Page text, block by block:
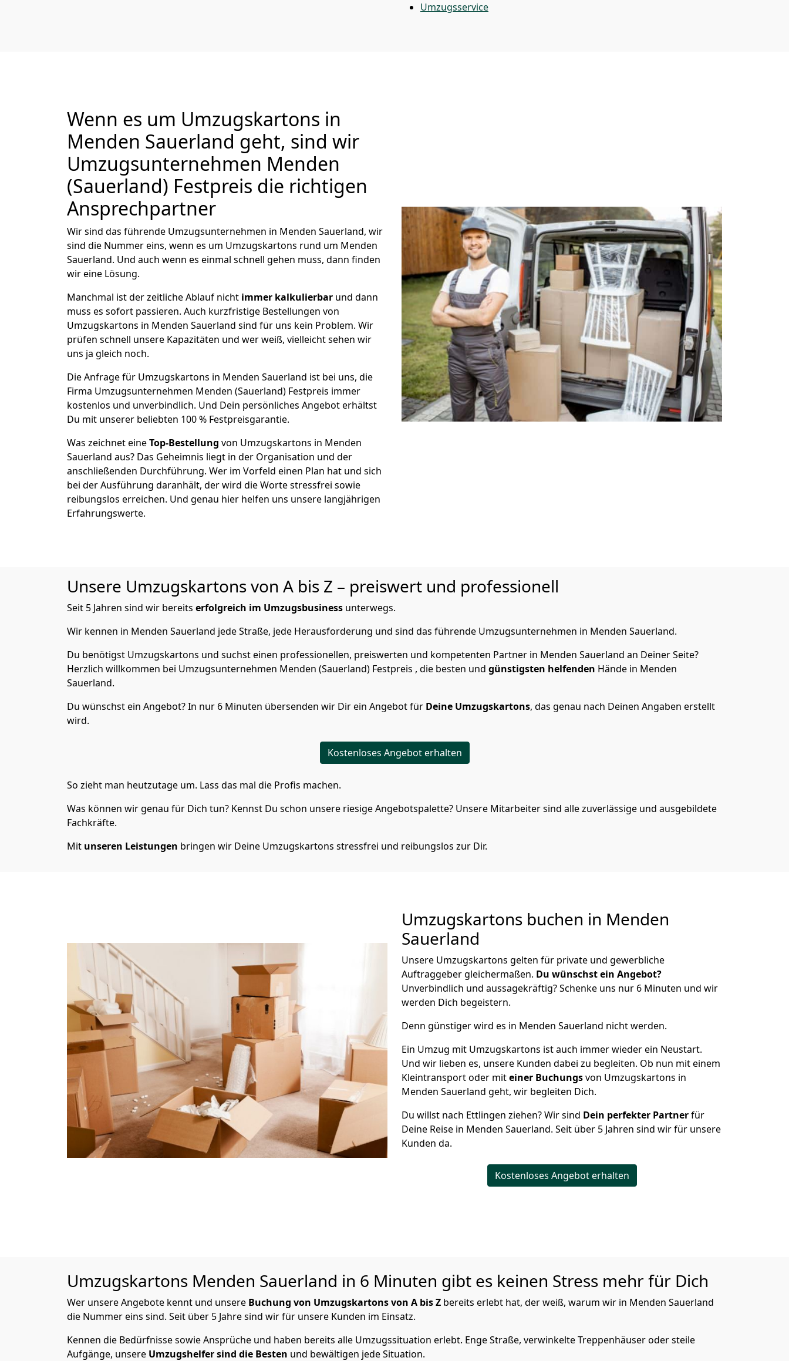
Umzugsservice
Wenn es um Umzugskartons in
Menden Sauerland geht, sind wir
Umzugsunternehmen Menden
(Sauerland) Festpreis die richtigen
Ansprechpartner
Wir sind das führende Umzugsunternehmen in Menden Sauerland, wir
sind die Nummer eins, wenn es um Umzugskartons rund um Menden
Sauerland. Und auch wenn es einmal schnell gehen muss, dann finden
wir eine Lösung.
Manchmal ist der zeitliche Ablauf nicht immer kalkulierbar und dann
muss es sofort passieren. Auch kurzfristige Bestellungen von
Umzugskartons in Menden Sauerland sind für uns kein Problem. Wir
prüfen schnell unsere Kapazitäten und wer weiß, vielleicht sehen wir
uns ja gleich noch.
Die Anfrage für Umzugskartons in Menden Sauerland ist bei uns, die
Firma Umzugsunternehmen Menden (Sauerland) Festpreis immer
kostenlos und unverbindlich. Und Dein persönliches Angebot erhältst
Du mit unserer beliebten 100 % Festpreisgarantie.
Was zeichnet eineTop-Bestellung von Umzugskartons in Menden
Sauerland aus? Das Geheimnis liegt in der Organisation und der
anschließenden Durchführung. Wer im Vorfeld einen Plan hat und sich
bei der Ausführung daranhält, der wird die Worte stressfrei sowie
reibungslos erreichen. Und genau hier helfen uns unsere langjährigen
Erfahrungswerte.
Unsere Umzugskartons von A bis Z – preiswert und professionell
Seit 5 Jahren sind wir bereits erfolgreich im Umzugsbusiness unterwegs.
Wir kennen in Menden Sauerland jede Straße, jede Herausforderung und sind das führende Umzugsunternehmen in Menden Sauerland.
Du benötigst Umzugskartons und suchst einen professionellen, preiswerten und kompetenten Partner in Menden Sauerland an Deiner Seite?
Herzlich willkommen bei Umzugsunternehmen Menden (Sauerland) Festpreis , die besten und günstigsten helfenden Hände in Menden
Sauerland.
Du wünschst ein Angebot? In nur 6 Minuten übersenden wir Dir ein Angebot für Deine Umzugskartons, das genau nach Deinen Angaben erstellt
wird.
Kostenloses Angebot erhalten
So zieht man heutzutage um. Lass das mal die Profis machen.
Was können wir genau für Dich tun? Kennst Du schon unsere riesige Angebotspalette? Unsere Mitarbeiter sind alle zuverlässige und ausgebildete
Fachkräfte.
Mit unseren Leistungen bringen wir Deine Umzugskartons stressfrei und reibungslos zur Dir.
Umzugskartons buchen in Menden
Sauerland
Unsere Umzugskartons gelten für private und gewerbliche
Auftraggeber gleichermaßen. Du wünschst ein Angebot?
Unverbindlich und aussagekräftig? Schenke uns nur 6 Minuten und wir
werden Dich begeistern.
Denn günstiger wird es in Menden Sauerland nicht werden.
Ein Umzug mit Umzugskartons ist auch immer wieder ein Neustart.
Und wir lieben es, unsere Kunden dabei zu begleiten. Ob nun mit einem
Kleintransport oder miteiner Buchungsvon Umzugskartons in
Menden Sauerland geht, wir begleiten Dich.
Du willst nach Ettlingen ziehen? Wir sind Dein perfekter Partnerfür
Deine Reise in Menden Sauerland. Seit über 5 Jahren sind wir für unsere
Kunden da.
Kostenloses Angebot erhalten
Umzugskartons Menden Sauerland in 6 Minuten gibt es keinen Stress mehr für Dich
Wer unsere Angebote kennt und unsere Buchung von Umzugskartons von A bis Z bereits erlebt hat, der weiß, warum wir in Menden Sauerland
die Nummer eins sind. Seit über 5 Jahre sind wir für unsere Kunden im Einsatz.
Kennen die Bedürfnisse sowie Ansprüche und haben bereits alle Umzugssituation erlebt. Enge Straße, verwinkelte Treppenhäuser oder steile
Aufgänge, unsere Umzugshelfer sind die Besten und bewältigen jede Situation.